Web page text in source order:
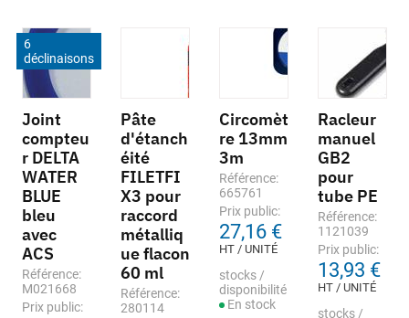
6
déclinaisons
Joint
compteu
r DELTA
WATER
BLUE
bleu
avec
ACS
Référence:
M021668
Prix public:
Pâte
d'étanch
éité
FILETFI
X3 pour
raccord
métalliq
ue flacon
60 ml
Référence:
280114
Circomèt
re 13mm
3m
Référence:
665761
Prix public:
27,16 €
HT / UNITÉ
stocks /
disponibilité
En stock
Racleur
manuel
GB2
pour
tube PE
Référence:
1121039
Prix public:
13,93 €
HT / UNITÉ
stocks /